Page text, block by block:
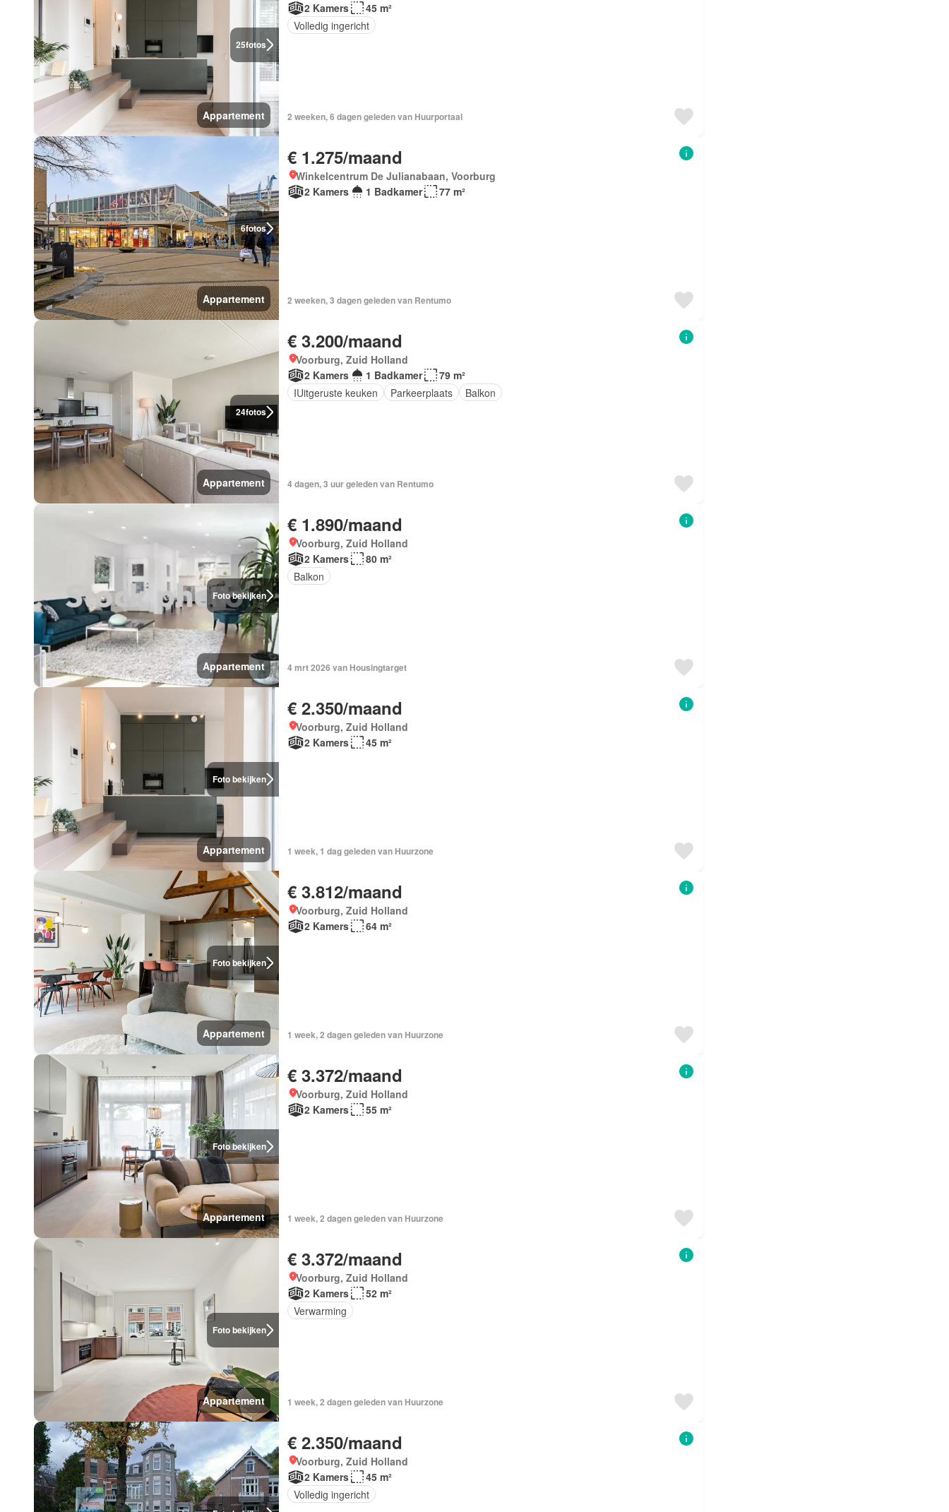
25fotos
Appartement
2 Kamers
45 m²
Volledig ingericht
2 weeken, 6 dagen geleden van Huurportaal
6fotos
Appartement
€ 1.275/maand
Winkelcentrum De Julianabaan, Voorburg
2 Kamers
1 Badkamer 77 m²
2 weeken, 3 dagen geleden van Rentumo
24fotos
Appartement
€ 3.200/maand
Voorburg, Zuid Holland
2 Kamers
1 Badkamer
79 m²
IUitgeruste keuken
Parkeerplaats Balkon
4 dagen, 3 uur geleden van Rentumo
Foto bekijken
Appartement
€ 1.890/maand
Voorburg, Zuid Holland
2 Kamers
80 m²
Balkon
4 mrt 2026 van Housingtarget
Foto bekijken
Appartement
€ 2.350/maand
Voorburg, Zuid Holland
2 Kamers
45 m²
1 week, 1 dag geleden van Huurzone
Foto bekijken
Appartement
€ 3.812/maand
Voorburg, Zuid Holland
2 Kamers
64 m²
1 week, 2 dagen geleden van Huurzone
Foto bekijken
Appartement
€ 3.372/maand
Voorburg, Zuid Holland
2 Kamers
55 m²
1 week, 2 dagen geleden van Huurzone
Foto bekijken
Appartement
€ 3.372/maand
Voorburg, Zuid Holland
2 Kamers
52 m²
Verwarming
1 week, 2 dagen geleden van Huurzone
€ 2.350/maand
Voorburg, Zuid Holland
2 Kamers
45 m²
Volledig ingericht